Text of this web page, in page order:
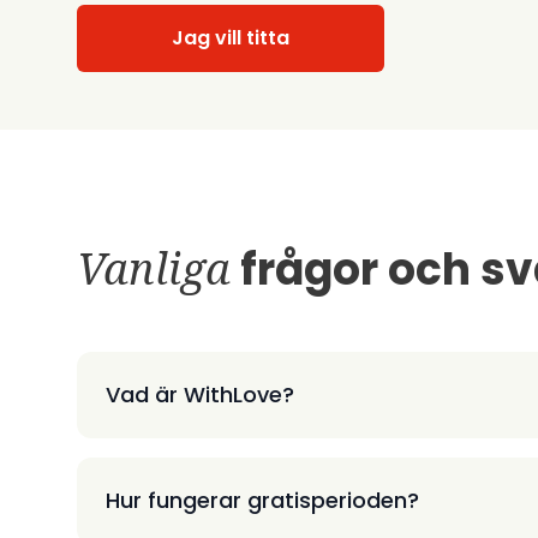
Jag vill titta
Vanligafrågor och
Vad är WithLove?
Hur fungerar gratisperioden?